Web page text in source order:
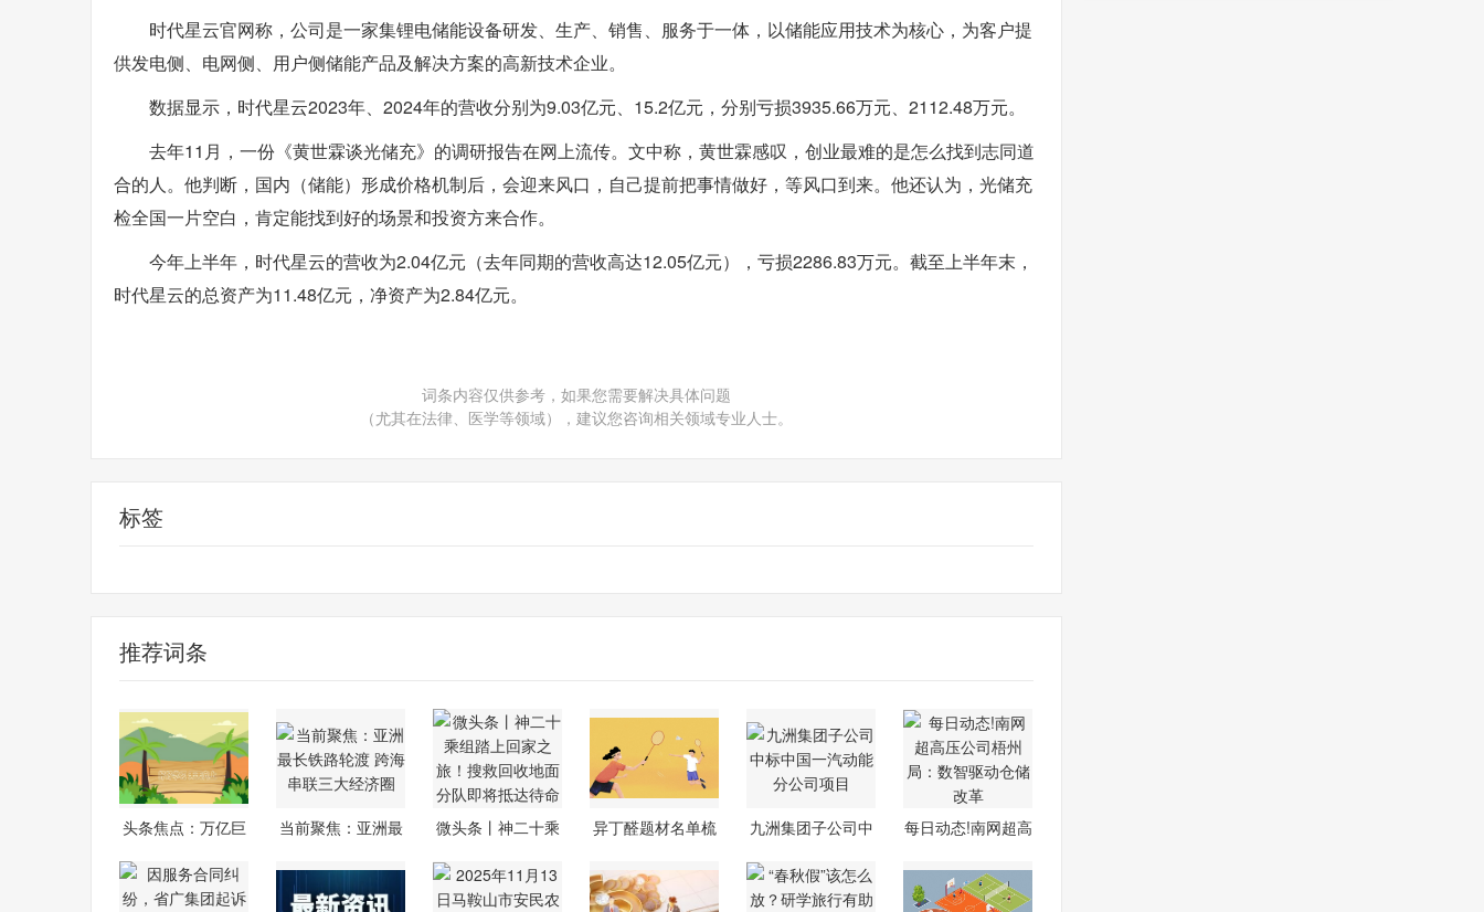
时代星云官网称，公司是一家集锂电储能设备研发、生产、销售、服务于一体，以储能应用技术为核心，为客户提
供发电侧、电网侧、用户侧储能产品及解决方案的高新技术企业。
数据显示，时代星云2023年、2024年的营收分别为9.03亿元、15.2亿元，分别亏损3935.66万元、2112.48万元。
去年11月，一份《黄世霖谈光储充》的调研报告在网上流传。文中称，黄世霖感叹，创业最难的是怎么找到志同道
合的人。他判断，国内（储能）形成价格机制后，会迎来风口，自己提前把事情做好，等风口到来。他还认为，光储充
检全国一片空白，肯定能找到好的场景和投资方来合作。
今年上半年，时代星云的营收为2.04亿元（去年同期的营收高达12.05亿元），亏损2286.83万元。截至上半年末，
时代星云的总资产为11.48亿元，净资产为2.84亿元。
词条内容仅供参考，如果您需要解决具体问题
（尤其在法律、医学等领域），建议您咨询相关领域专业人士。
标签
推荐词条
头条焦点：万亿巨
当前聚焦：亚洲最
微头条丨神二十乘
异丁醛题材名单梳
九洲集团子公司中
每日动态!南网超高